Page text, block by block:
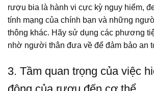
rượu bia là hành vi cực kỳ nguy hiểm,
tính mạng của chính bạn và những
thông khác. Hãy sử dụng các phương
nhờ người thân đưa về để đảm bảo an
3. Tầm quan trọng của việc